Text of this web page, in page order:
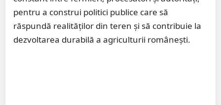
pentru a construi politici publice care să
răspundă realităților din teren și să contribuie la
dezvoltarea durabilă a agriculturii românești.